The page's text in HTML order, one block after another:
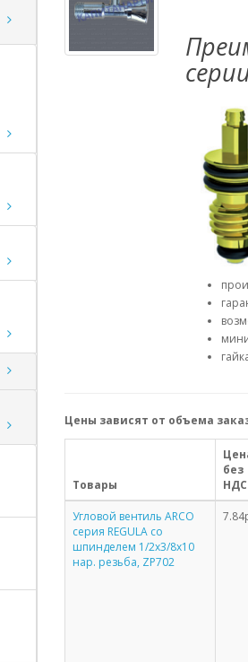
Цены зависят от объема
Товары
без
Угловой вентиль ARCO
серия REGULA со
шпинделем 1/2х3/8х10
нар. резьба, ZP702